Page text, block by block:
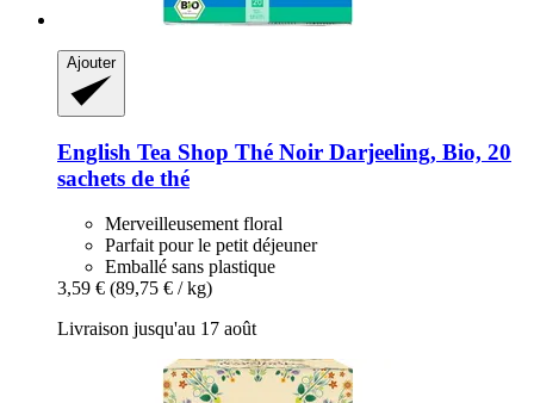
Ajouter
English Tea Shop Thé Noir Darjeeling, Bio, 20
sachets de thé
Merveilleusement floral
Parfait pour le petit déjeuner
Emballé sans plastique
3,59 € (89,75 € / kg)
Livraison jusqu'au 17 août